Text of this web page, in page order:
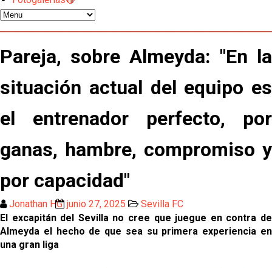
Sow muy cerca de cerrar su traspaso al Genoa
Oso es el siguiente en la lista para salir
El Sevilla FC oficializa la cesión de Rafa Mir al Aris
de Salónica
Juanlu se marcha traspasado al Bournemouth
Emery quiere pescar en el Atleti , el Villareal ya
tiene nuevo portero y el Getafe mueve ficha... Las
últimas novedades del mercado de La Liga
Vargas y Sow se incorporan al grupo en la sesión
del martes
Odysseas Vlachodimos: “El objetivo es mejorar la
temporada pasada”
Pareja, sobre Almeyda: "En la
situación actual del equipo es
el entrenador perfecto, por
ganas, hambre, compromiso y
por capacidad"
Jonathan HG junio 27, 2025
Sevilla FC
El excapitán del Sevilla no cree que juegue en contra de
Almeyda el hecho de que sea su primera experiencia en
una gran liga